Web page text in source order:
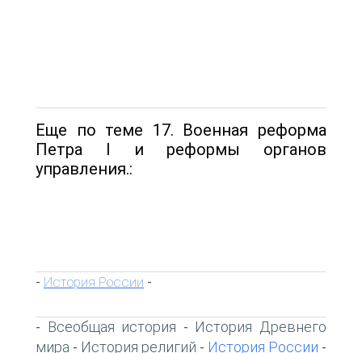
Еще по теме 17. Военная реформа
Петра I и реформы органов
управления.:
- История России -
- Всеобщая история - История Древнего
мира - История религий - История России -